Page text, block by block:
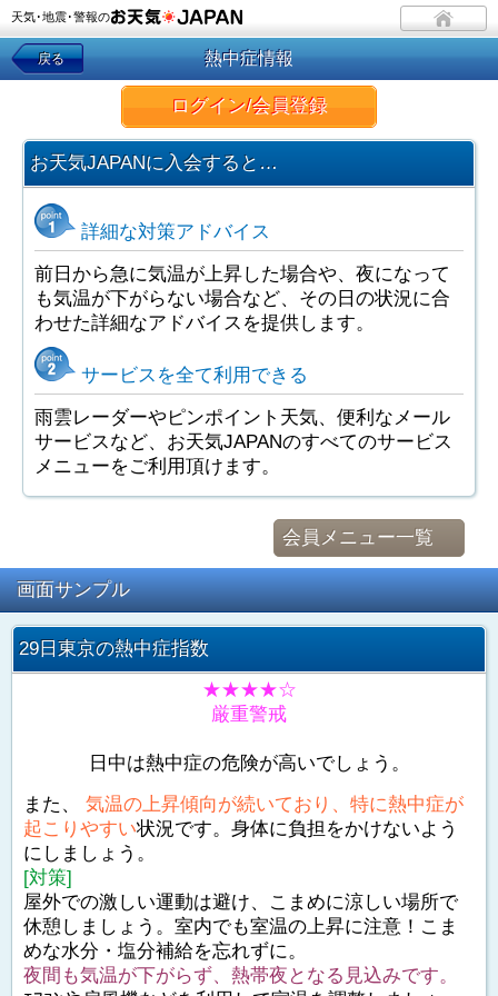
天気･地震･警報の
戻る 熱中症情報
ログイン/会員登録
お天気JAPANに入会すると…
詳細な対策アドバイス
前日から急に気温が上昇した場合や、夜になって
も気温が下がらない場合など、その日の状況に合
わせた詳細なアドバイスを提供します。
サービスを全て利用できる
雨雲レーダーやピンポイント天気、便利なメール
サービスなど、お天気JAPANのすべてのサービス
メニューをご利用頂けます。
会員メニュー一覧
画面サンプル
29日東京の熱中症指数
★★★★☆
厳重警戒
日中は熱中症の危険が高いでしょう。
また、 気温の上昇傾向が続いており、特に熱中症が
起こりやすい状況です。身体に負担をかけないよう
にしましょう。
[対策]
屋外での激しい運動は避け、こまめに涼しい場所で
休憩しましょう。室内でも室温の上昇に注意！こま
めな水分・塩分補給を忘れずに。
夜間も気温が下がらず、熱帯夜となる見込みです。